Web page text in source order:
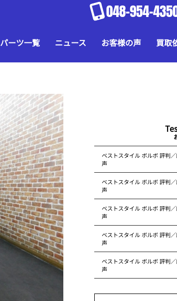
048-954-
パーツ一覧 ニュース お客様の声 買取
ベストスタイル ボルボ 評判
声
ベストスタイル ボルボ 評判
声
ベストスタイル ボルボ 評判
声
ベストスタイル ボルボ 評判
声
ベストスタイル ボルボ 評判
声